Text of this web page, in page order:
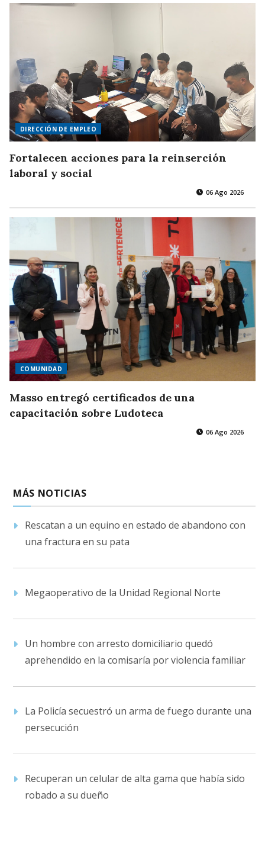
DIRECCIÓN DE EMPLEO
Fortalecen acciones para la reinserción
laboral y social
06 Ago 2026
COMUNIDAD
Masso entregó certificados de una
capacitación sobre Ludoteca
06 Ago 2026
MÁS NOTICIAS
Rescatan a un equino en estado de abandono con
una fractura en su pata
Megaoperativo de la Unidad Regional Norte
Un hombre con arresto domiciliario quedó
aprehendido en la comisaría por violencia familiar
La Policía secuestró un arma de fuego durante una
persecución
Recuperan un celular de alta gama que había sido
robado a su dueño